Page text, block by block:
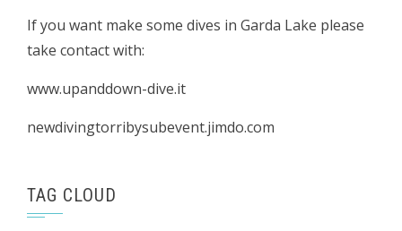
If you want make some dives in Garda Lake please
take contact with:
www.upanddown-dive.it
newdivingtorribysubevent.jimdo.com
TAG CLOUD